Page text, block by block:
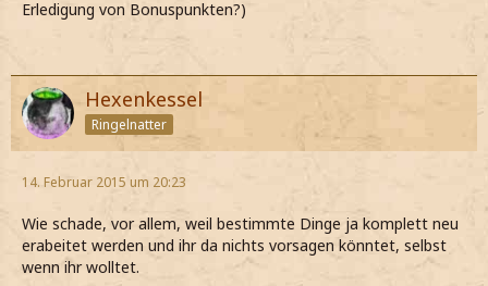
Erledigung von Bonuspunkten?)
Hexenkessel
Ringelnatter
14. Februar 2015 um 20:23
Wie schade, vor allem, weil bestimmte Dinge ja komplett neu
erabeitet werden und ihr da nichts vorsagen könntet, selbst
wenn ihr wolltet.